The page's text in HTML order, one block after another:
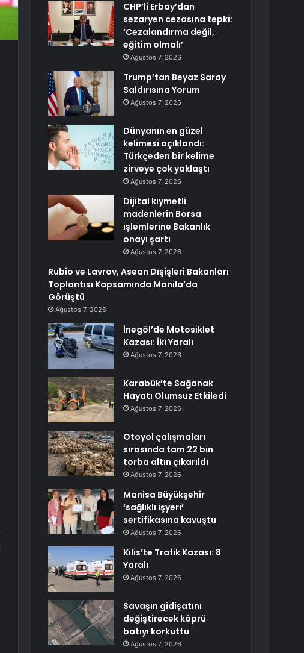
CHP’li Erbay’dan
sezaryen cezasına tepki:
‘Cezalandırma değil,
eğitim olmalı’
Ağustos 7, 2026
Trump’tan Beyaz Saray
Saldırısına Yorum
Ağustos 7, 2026
Dünyanın en güzel
kelimesi açıklandı:
Türkçeden bir kelime
zirveye çok yaklaştı
Ağustos 7, 2026
Dijital kıymetli
madenlerin Borsa
işlemlerine Bakanlık
onayı şartı
Ağustos 7, 2026
Rubio ve Lavrov, Asean Dışişleri Bakanları
Toplantısı Kapsamında Manila’da
Görüştü
Ağustos 7, 2026
İnegöl’de Motosiklet
Kazası: İki Yaralı
Ağustos 7, 2026
Karabük’te Sağanak
Hayatı Olumsuz Etkiledi
Ağustos 7, 2026
Otoyol çalışmaları
sırasında tam 22 bin
torba altın çıkarıldı
Ağustos 7, 2026
Manisa Büyükşehir
‘sağlıklı işyeri’
sertifikasına kavuştu
Ağustos 7, 2026
Kilis’te Trafik Kazası: 8
Yaralı
Ağustos 7, 2026
Savaşın gidişatını
değiştirecek köprü
batıyı korkuttu
Ağustos 7, 2026